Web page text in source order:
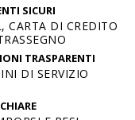
SICURI
CARTA DI CREDITO
TRASPARENTI
DI SERVIZIO